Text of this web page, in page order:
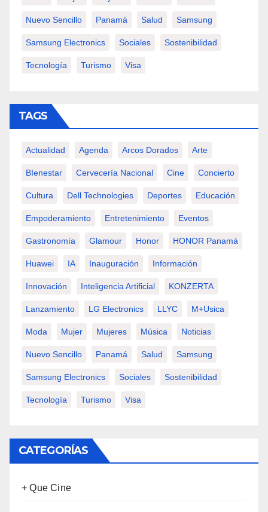
Nuevo Sencillo Panamá Salud Samsung
Samsung Electronics Sociales Sostenibilidad
Tecnología Turismo Visa
TAGS
Actualidad Agenda Arcos Dorados Arte
BIenestar Cervecería Nacional Cine Concierto
Cultura Dell Technologies Deportes Educación
Empoderamiento Entretenimiento Eventos
Gastronomía Glamour Honor HONOR Panamá
Huawei IA Inauguración Información
Innovación Inteligencia Artificial KONZERTA
Lanzamiento LG Electronics LLYC M+usica
Moda Mujer Mujeres Música Noticias
Nuevo Sencillo Panamá Salud Samsung
Samsung Electronics Sociales Sostenibilidad
Tecnología Turismo Visa
CATEGORÍAS
+ Que Cine